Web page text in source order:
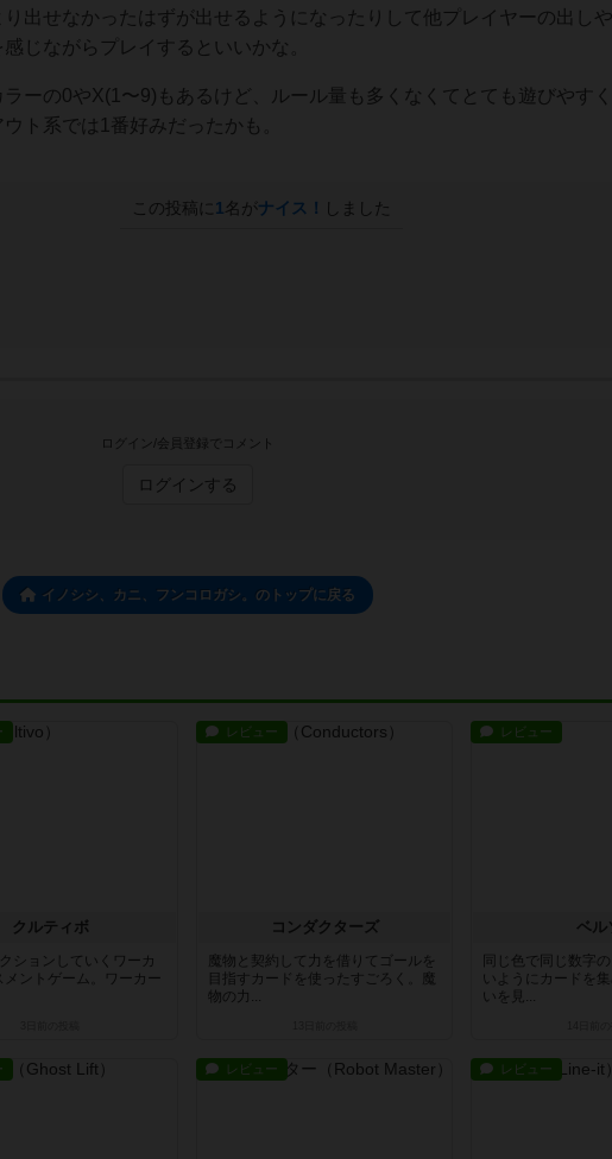
出せなかったはずが出せるようになったりして他プレイヤーの出し
じながらプレイするといいかな。
ーの0やX(1〜9)もあるけど、ルール量も多くなくてとても遊びやすく
ト系では1番好みだったかも。
この投稿に 1 名がナイス！ しました
ログイン/会員登録でコメント
ログインする
イノシシ、カニ、フンコロガシ。のトップに戻る
クルティボ
ションしていくワーカ
メントゲーム。ワーカー
レビュー
コンダクターズ
魔物と契約して力を借りてゴールを
目指すカードを使ったすごろく。魔
物の力...
レビュー
ベル
同じ色で同じ数字
いようにカードを
いを見...
レビュー レビュー